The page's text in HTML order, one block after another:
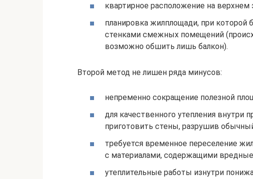
квартирное расположение на верхнем
планировка жилплощади, при которой
стенками смежных помещений
возможно обшить лишь балкон).
Второй метод не лишен ряда минусов:
непременно сокращение полезной
для качественного утепления внутри
приготовить стены, разрушив
требуется временное переселение
с материалами, содержащими
утеплительные работы изнутри